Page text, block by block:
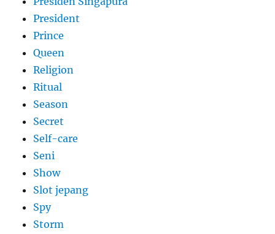
President
Prince
Queen
Religion
Ritual
Season
Secret
Self-care
Seni
Show
Slot jepang
Spy
Storm